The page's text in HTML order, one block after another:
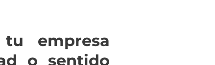
empresa
o sentido